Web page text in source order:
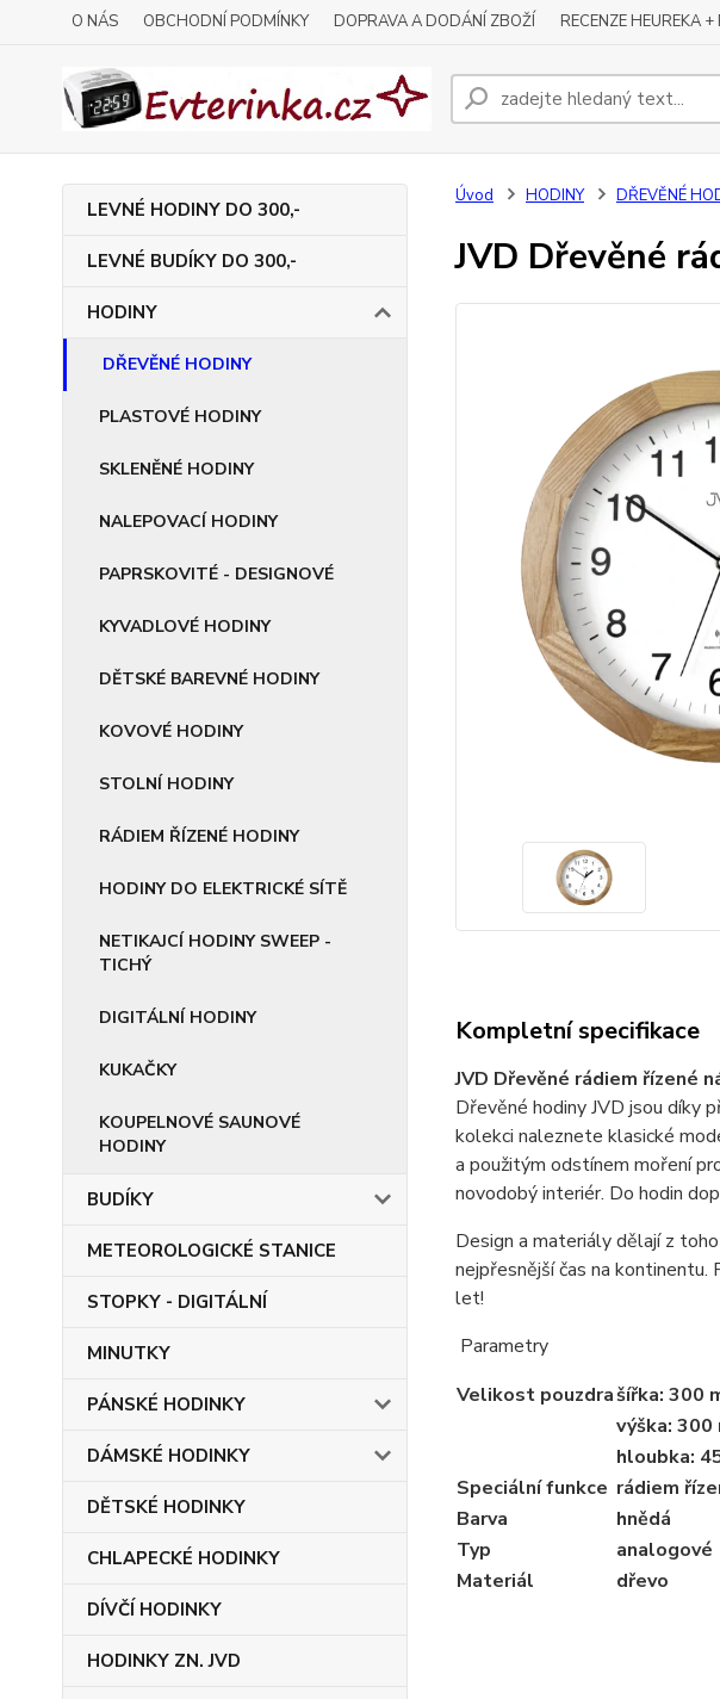
O NÁS OBCHODNÍ PODMÍNKY DOPRAVA A DODÁNÍ ZBOŽÍ RECENZE HEUREKA +
LEVNÉ HODINY DO 300,-
LEVNÉ BUDÍKY DO 300,-
HODINY
DŘEVĚNÉ HODINY
PLASTOVÉ HODINY
SKLENĚNÉ HODINY
NALEPOVACÍ HODINY
PAPRSKOVITÉ - DESIGNOVÉ
KYVADLOVÉ HODINY
DĚTSKÉ BAREVNÉ HODINY
KOVOVÉ HODINY
STOLNÍ HODINY
RÁDIEM ŘÍZENÉ HODINY
HODINY DO ELEKTRICKÉ SÍTĚ
NETIKAJCÍ HODINY SWEEP -
TICHÝ
DIGITÁLNÍ HODINY
KUKAČKY
KOUPELNOVÉ SAUNOVÉ
HODINY
BUDÍKY
METEOROLOGICKÉ STANICE
STOPKY - DIGITÁLNÍ
MINUTKY
PÁNSKÉ HODINKY
DÁMSKÉ HODINKY
DĚTSKÉ HODINKY
CHLAPECKÉ HODINKY
DÍVČÍ HODINKY
HODINKY ZN. JVD
Úvod HODINY DŘEVĚNÉ
JVD Dřevěné
Kompletní specifikace
JVD Dřevěné rádiem řízené
Dřevěné hodiny JVD jsou díky
kolekci naleznete klasické
a použitým odstínem moření
novodobý interiér. Do hodin
Design a materiály dělají z
nejpřesnější čas na kontinentu.
let!
Parametry
Velikost pouzdrašířka: 300
výška: 300
hloubka:
Speciální funkce rádiem
Barva
hnědá
Typ
analogové
Materiál
dřevo